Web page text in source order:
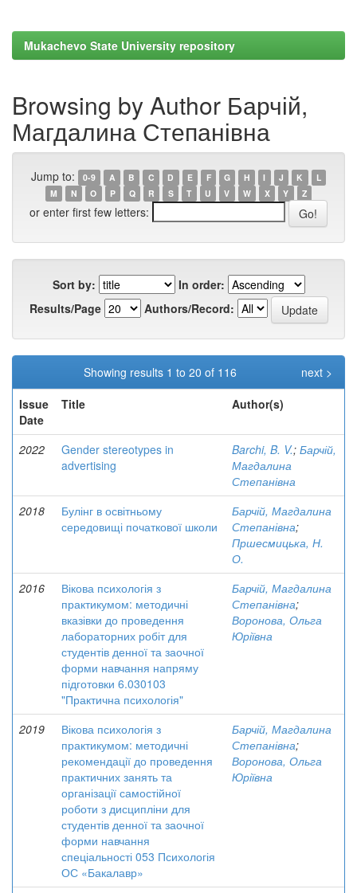
Mukachevo State University repository
Browsing by Author Барчій,
Магдалина Степанівна
Jump to: 0-9 A B C D E F G H I J K
L
M
N O P Q R S T U V W X Y Z
or enter first few letters:
Sort by:
In order:
Results/Page
Authors/Record:
Showing results 1 to 20 of 116
next >
Issue
Date
Title Author(s)
2022
Gender stereotypes in
advertising
Barchi, B. V.; Барчій,
Магдалина
Степанівна
2018
Булінг в освітньому
середовищі початкової школи
Барчій, Магдалина
Степанівна;
Пршесмицька, Н.
О.
2016
Вікова психологія з
практикумом: методичні
вказівки до проведення
лабораторних робіт для
студентів денної та заочної
форми навчання напряму
підготовки 6.030103
"Практична психологія"
Барчій, Магдалина
Степанівна;
Воронова, Ольга
Юріївна
2019
Вікова психологія з
практикумом: методичні
рекомендації до проведення
практичних занять та
організації самостійної
роботи з дисципліни для
студентів денної та заочної
форми навчання
спеціальності 053 Психологія
ОС «Бакалавр»
Барчій, Магдалина
Степанівна;
Воронова, Ольга
Юріївна